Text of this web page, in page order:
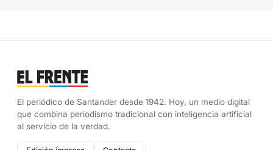
El periódico de Santander desde 1942. Hoy, un medio digital
que combina periodismo tradicional con inteligencia artificial
al servicio de la verdad.